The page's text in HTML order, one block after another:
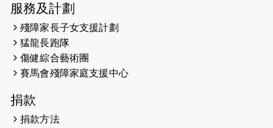
2026-05-14
（19:00開始）
2026-05-07
開始）
2026-04-30
服務及計劃
殘障家長子女支援計劃
猛龍長跑隊
傷健綜合藝術團
賽馬會殘障家庭支援中心
捐款
捐款方法